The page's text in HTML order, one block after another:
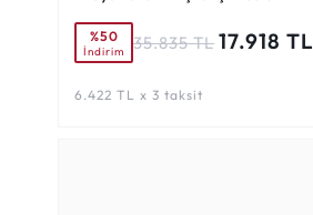
%50
İndirim 35.835 TL 17.918 TL
6.422 TL x 3 taksit